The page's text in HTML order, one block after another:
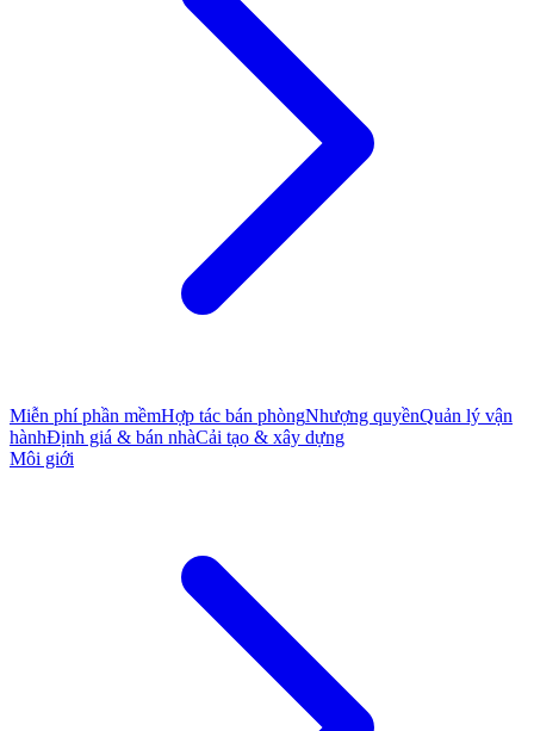
Miễn phí phần mềmHợp tác bán phòngNhượng quyềnQuản lý vận
hànhĐịnh giá & bán nhàCải tạo & xây dựng
Môi giới